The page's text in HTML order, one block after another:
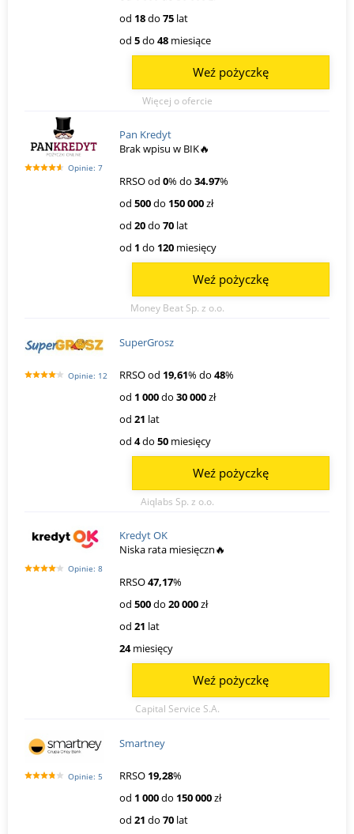
od 18do 75 lat
od 5do 48 miesiące
Więcej o ofercie
Weź pożyczkę
Opinie: 7
Pan Kredyt
Brak wpisu w BIK🔥
RRSO od 0% do 34.97%
od 500do 150 000zł
od 20do 70 lat
od 1 do 120 miesięcy
Money Beat Sp. z o.o.
Weź pożyczkę
Opinie: 12
SuperGrosz
RRSO od 19,61% do 48%
od 1 000do 30 000zł
od 21 lat
od 4do 50 miesięcy
Aiqlabs Sp. z o.o.
Weź pożyczkę
Opinie: 8
Kredyt OK
Niska rata miesięczn🔥
RRSO47,17%
od 500do 20 000zł
od 21 lat
24miesięcy
Capital Service S.A.
Weź pożyczkę
Opinie: 5
Smartney
RRSO 19,28%
od 1 000do 150 000zł
od 21 do 70 lat